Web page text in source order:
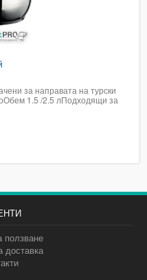
за направата на турски
1.5 /2.5 лПодходящи за
е с включено
ползване
доставка